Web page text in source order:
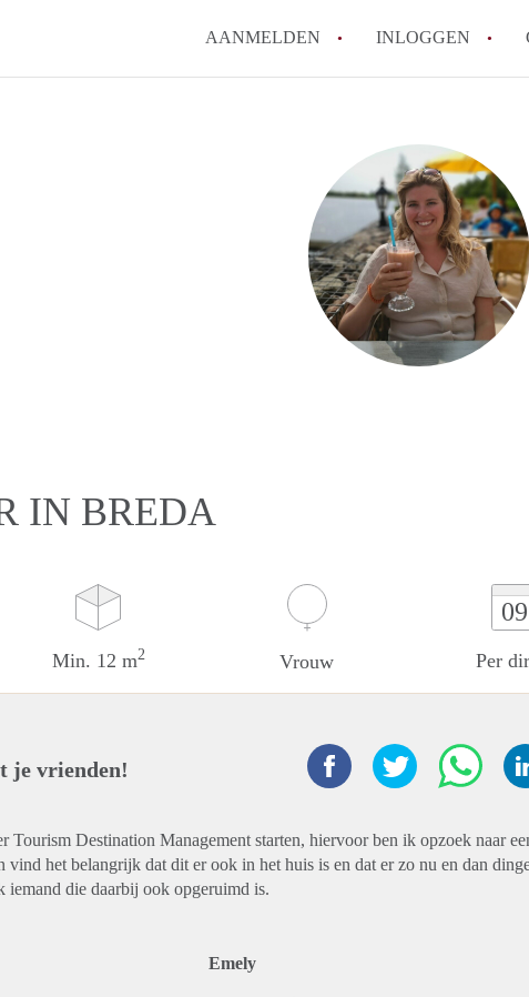
AANMELDEN INLOGGEN
Hoeveel
Wat is
Alle
IN BREDA
Min. 12 m2 Vrouw
09
Per
je vrienden!
Tourism Destination Management starten, hiervoor ben ik opzoek naar
vind het belangrijk dat dit er ook in het huis is en dat er zo nu en dan
iemand die daarbij ook opgeruimd is.
Emely